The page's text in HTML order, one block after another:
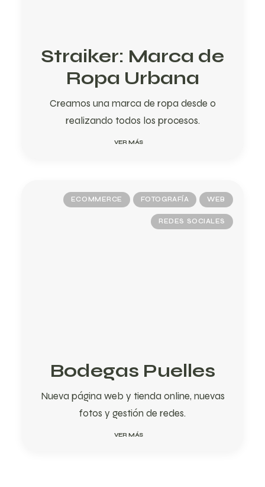
Straiker: Marca de
Ropa Urbana
Creamos una marca de ropa desde 0
realizando todos los procesos.
VER MÁS
ECOMMERCE FOTOGRAFÍA WEB
REDES SOCIALES
Bodegas Puelles
Nueva página web y tienda online, nuevas
fotos y gestión de redes.
VER MÁS